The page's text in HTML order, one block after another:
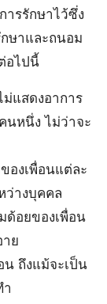
ารรักษาไว้ซึ่ง
ษาและถนอม
อไปนี้
แสดงอาการ
นหนึ่ง ไม่ว่าจะ
องเพื่อนแต่ละ
ว่างบุคคล
ด้อยของเพื่อน
ย
ถึงแม้จะเป็น